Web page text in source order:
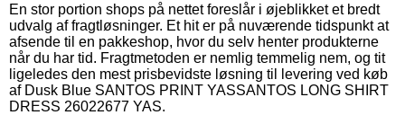
En stor portion shops på nettet foreslår i øjeblikket et bredt
udvalg af fragtløsninger. Et hit er på nuværende tidspunkt at
afsende til en pakkeshop, hvor du selv henter produkterne
når du har tid. Fragtmetoden er nemlig temmelig nem, og tit
ligeledes den mest prisbevidste løsning til levering ved køb
af Dusk Blue SANTOS PRINT YASSANTOS LONG SHIRT
DRESS 26022677 YAS.